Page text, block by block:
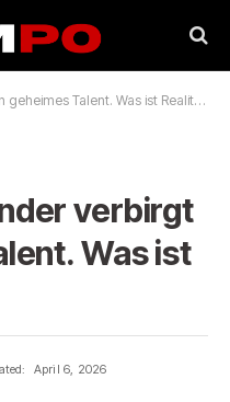
Talent. Was ist Realität?
verbirgt
Was ist
April 6, 2026